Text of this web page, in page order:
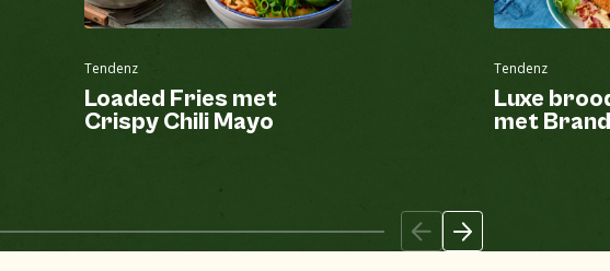
Tendenz
Loaded Fries met
Crispy Chili Mayo
Tendenz
Luxe
met